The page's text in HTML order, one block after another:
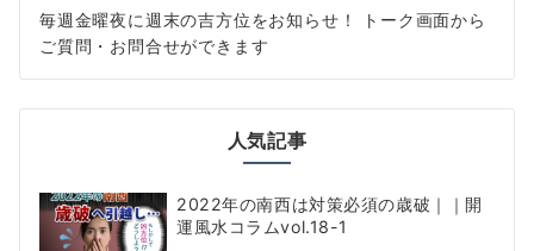
毎週金曜夜に週末の吉方位をお知らせ！ トーク画面から
ご質問・お問合せができます
人気記事
2022年の南西は対策必須の歳破｜｜開
運風水コラムvol.18-1